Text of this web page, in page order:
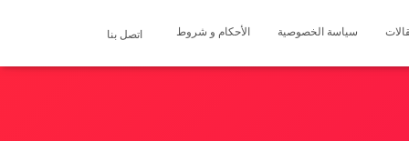
سياسة الخصوصية الأحكام و شروط اتصل بنا